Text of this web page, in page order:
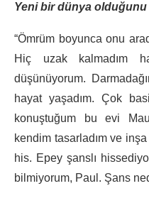
Yeni bir dünya
“Ömrüm boyunca onu
Hiç uzak kalmadım
düşünüyorum.
hayat yaşadım. Çok
konuştuğum bu evi
kendim tasarladım ve
his. Epey şanslı
bilmiyorum, Paul. Şans